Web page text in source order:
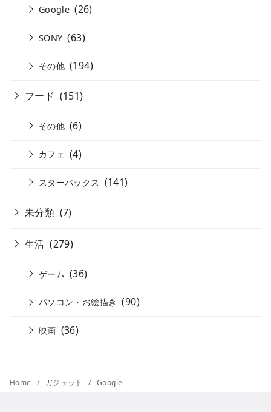
Google (26)
SONY (63)
その他 (194)
フード (151)
その他 (6)
カフェ (4)
スターバックス (141)
未分類 (7)
生活 (279)
ゲーム (36)
パソコン・お絵描き (90)
映画 (36)
Home ガジェット Google